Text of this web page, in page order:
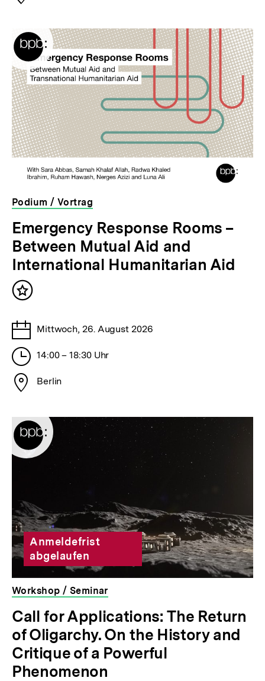
Podium / Vortrag
veranstaltet
von
bpb
Emergency Response Rooms –
Between Mutual Aid and
International Humanitarian Aid
Inhalt
Datum
der
Veranstaltung
Mittwoch, 26. August 2026
Uhrzeit
Veranstaltung
14:00 – 18:30 Uhr
Ort
Berlin
Anmeldefrist
abgelaufen
Workshop / Seminar
veranstaltet
von
bpb
Call for Applications: The Return
of Oligarchy. On the History and
Critique of a Powerful
Phenomenon